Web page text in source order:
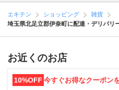
エキテン ショッピング
雑貨
埼玉県北足立郡伊奈町に配達・デリバリ
お近くのお店
10%OFF 今すぐお得なクーポン